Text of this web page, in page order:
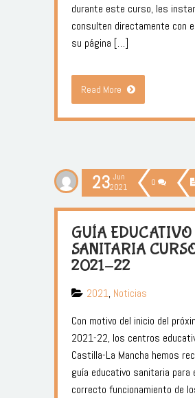
durante este curso, les
consulten directamente con
su página […]
Read More
23 Jun
2021
0
GUÍA EDUCATIVO
SANITARIA
2021-22
2021, Noticias
Con motivo del inicio del
2021-22, los centros
Castilla-La Mancha hemos
guía educativo sanitaria para
correcto funcionamiento de